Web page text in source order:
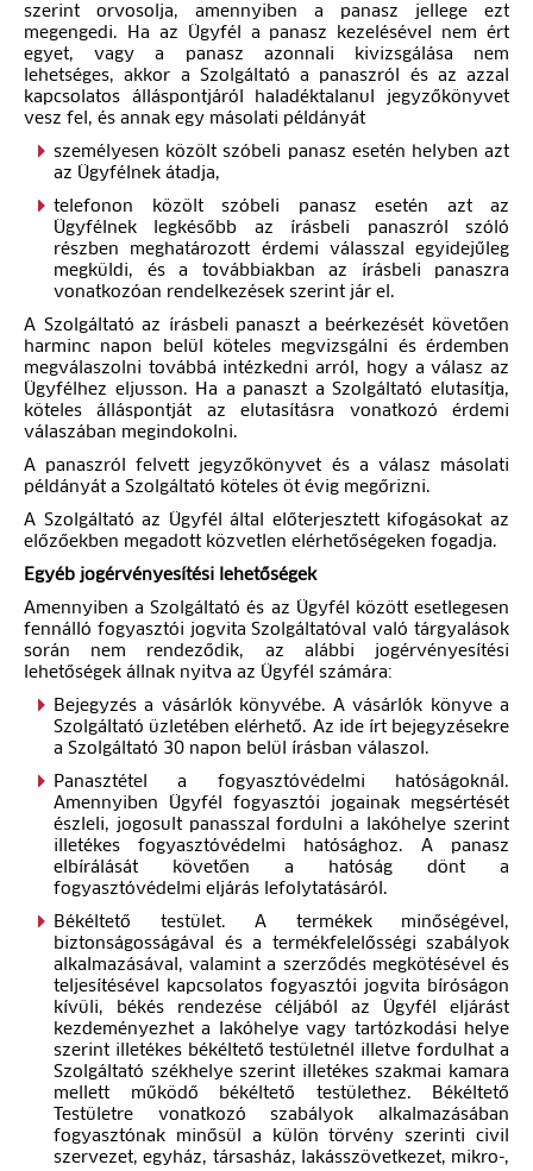
szerint orvosolja, amennyiben a panasz jellege ezt
megengedi. Ha az Ügyfél a panasz kezelésével nem ért
egyet, vagy a panasz azonnali kivizsgálása nem
lehetséges, akkor a Szolgáltató a panaszról és az azzal
kapcsolatos álláspontjáról haladéktalanul jegyzőkönyvet
vesz fel, és annak egy másolati példányát
személyesen közölt szóbeli panasz esetén helyben azt
az Ügyfélnek átadja,
telefonon közölt szóbeli panasz esetén azt az
Ügyfélnek legkésőbb az írásbeli panaszról szóló
részben meghatározott érdemi válasszal egyidejűleg
megküldi, és a továbbiakban az írásbeli panaszra
vonatkozóan rendelkezések szerint jár el.
A Szolgáltató az írásbeli panaszt a beérkezését követően
harminc napon belül köteles megvizsgálni és érdemben
megválaszolni továbbá intézkedni arról, hogy a válasz az
Ügyfélhez eljusson. Ha a panaszt a Szolgáltató elutasítja,
köteles álláspontját az elutasításra vonatkozó érdemi
válaszában megindokolni.
A panaszról felvett jegyzőkönyvet és a válasz másolati
példányát a Szolgáltató köteles öt évig megőrizni.
A Szolgáltató az Ügyfél által előterjesztett kifogásokat az
előzőekben megadott közvetlen elérhetőségeken fogadja.
Egyéb jogérvényesítési lehetőségek
Amennyiben a Szolgáltató és az Ügyfél között esetlegesen
fennálló fogyasztói jogvita Szolgáltatóval való tárgyalások
során nem rendeződik, az alábbi jogérvényesítési
lehetőségek állnak nyitva az Ügyfél számára:
Bejegyzés a vásárlók könyvébe. A vásárlók könyve a
Szolgáltató üzletében elérhető. Az ide írt bejegyzésekre
a Szolgáltató 30 napon belül írásban válaszol.
Panasztétel a fogyasztóvédelmi hatóságoknál.
Amennyiben Ügyfél fogyasztói jogainak megsértését
észleli, jogosult panasszal fordulni a lakóhelye szerint
illetékes fogyasztóvédelmi hatósághoz. A panasz
elbírálását követően a hatóság dönt a
fogyasztóvédelmi eljárás lefolytatásáról.
Békéltető testület. A termékek minőségével,
biztonságosságával és a termékfelelősségi szabályok
alkalmazásával, valamint a szerződés megkötésével és
teljesítésével kapcsolatos fogyasztói jogvita bíróságon
kívüli, békés rendezése céljából az Ügyfél eljárást
kezdeményezhet a lakóhelye vagy tartózkodási helye
szerint illetékes békéltető testületnél illetve fordulhat a
Szolgáltató székhelye szerint illetékes szakmai kamara
mellett működő békéltető testülethez. Békéltető
Testületre vonatkozó szabályok alkalmazásában
fogyasztónak minősül a külön törvény szerinti civil
szervezet, egyház, társasház, lakásszövetkezet, mikro-,